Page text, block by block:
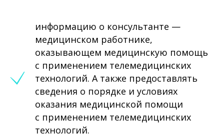
информацию о консультанте —
медицинском работнике,
оказывающем медицинскую помощь
с применением телемедицинских
технологий. А также предоставлять
сведения о порядке и условиях
оказания медицинской помощи
с применением телемедицинских
технологий.